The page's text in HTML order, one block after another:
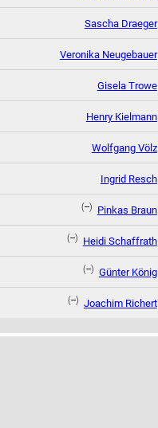
Sascha Draeger
Veronika Neugebauer
Gisela Trowe
Henry Kielmann
Wolfgang Völz
Ingrid Resch
(--) Pinkas Braun
(--) Heidi Schaffrath
(--) Günter König
(--) Joachim Richert